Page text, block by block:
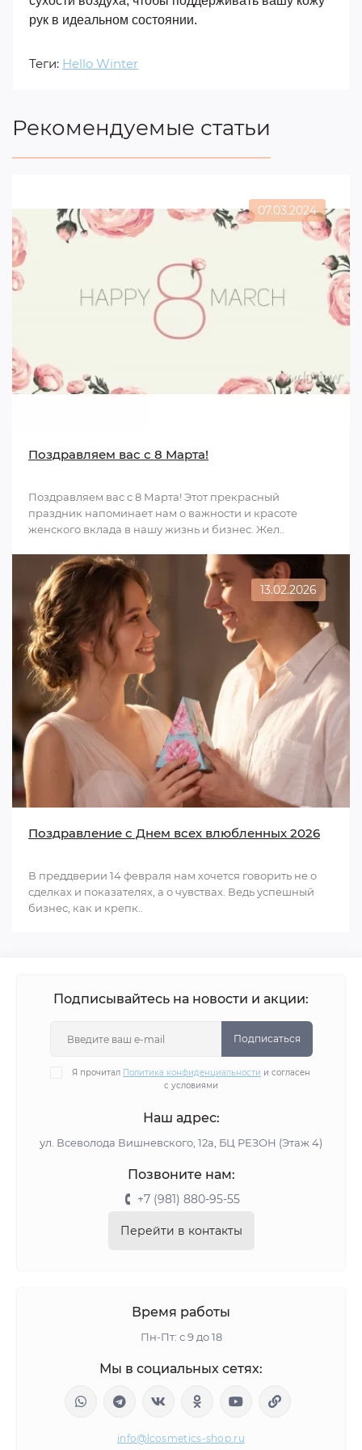
рук в идеальном состоянии.
Теги: Hello Winter
Рекомендуемые статьи
07.03.2024
Поздравляем вас с 8 Марта!
Поздравляем вас с 8 Марта! Этот прекрасный
праздник напоминает нам о важности и красоте
женского вклада в нашу жизнь и бизнес. Жел..
13.02.2026
Поздравление с Днем всех влюбленных 2026
В преддверии 14 февраля нам хочется говорить не о
сделках и показателях, а о чувствах. Ведь успешный
бизнес, как и крепк..
Подписывайтесь на новости и акции:
Подписаться
Я прочитал Политика конфиденциальности и согласен
с условиями
Наш адрес:
ул. Всеволода Вишневского, 12а, БЦ РЕЗОН (Этаж 4)
Позвоните нам:
+7 (981) 880-95-55
Перейти в контакты
Время работы
Пн-Пт: с 9 до 18
Мы в социальных сетях:
info@lcosmetics-shop.ru